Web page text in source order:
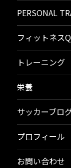
PERSONAL
フィットネス
トレーニング
栄養
サッカーブロ
プロフィール
お問い合わせ